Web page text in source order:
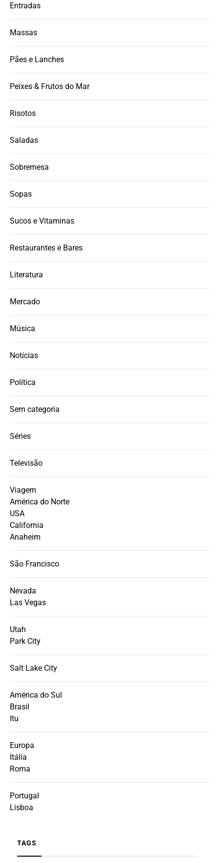
Entradas
Massas
Pães e Lanches
Peixes & Frutos do Mar
Risotos
Saladas
Sobremesa
Sopas
Sucos e Vitaminas
Restaurantes e Bares
Literatura
Mercado
Música
Notícias
Política
Sem categoria
Séries
Televisão
Viagem
América do Norte
USA
California
Anaheim
São Francisco
Nevada
Las Vegas
Utah
Park City
Salt Lake City
América do Sul
Brasil
Itu
Europa
Itália
Roma
Portugal
Lisboa
TAGS